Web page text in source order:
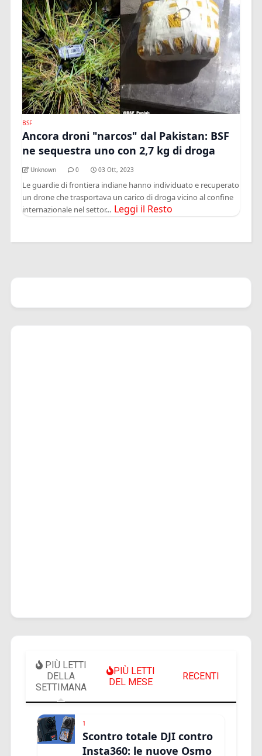
BSF
Ancora droni "narcos" dal Pakistan: BSF
ne sequestra uno con 2,7 kg di droga
Unknown 0 03 Ott, 2023
Le guardie di frontiera indiane hanno individuato e recuperato
un drone che trasportava un carico di droga vicino al confine
internazionale nel settor... Leggi il Resto
PIÙ LETTI
DELLA
SETTIMANA
PIÙ LETTI
DEL MESE
RECENTI
1
Scontro totale DJI contro
Insta360: le nuove Osmo